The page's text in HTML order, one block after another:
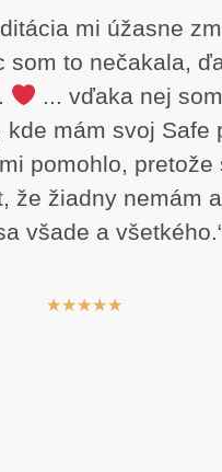
mi úžasne
som to nečakala,
... vďaka nej
kde mám svoj Safe
pomohlo, pretože
že žiadny nemám
všade a
★★★★★